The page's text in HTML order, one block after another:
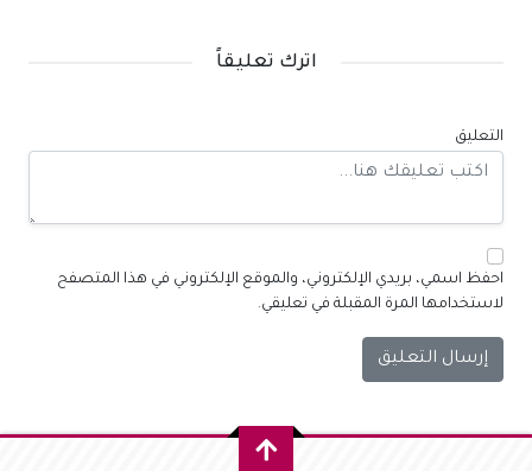
اترك تعليقاً
التعليق
احفظ اسمي، بريدي الإلكتروني، والموقع الإلكتروني في هذا المتصفح
لاستخدامها المرة المقبلة في تعليقي.